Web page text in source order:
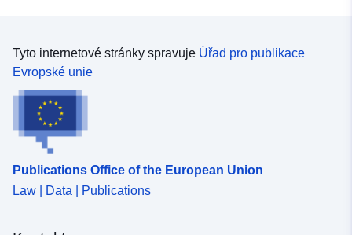
Tyto internetové stránky spravuje Úřad pro publikace
Evropské unie
Publications Office of the European Union
Law | Data | Publications